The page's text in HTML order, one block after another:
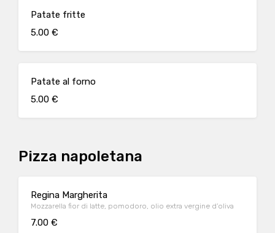
Patate fritte
5.00 €
Patate al forno
5.00 €
Pizza napoletana
Regina Margherita
Mozzarella fior di latte, pomodoro, olio extra vergine d’oliva
7.00 €